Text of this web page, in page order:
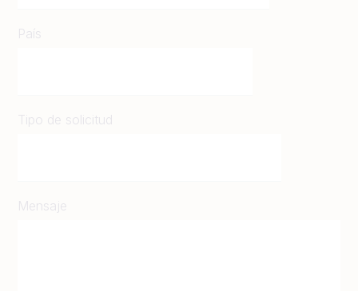
País
Tipo de solicitud
Mensaje